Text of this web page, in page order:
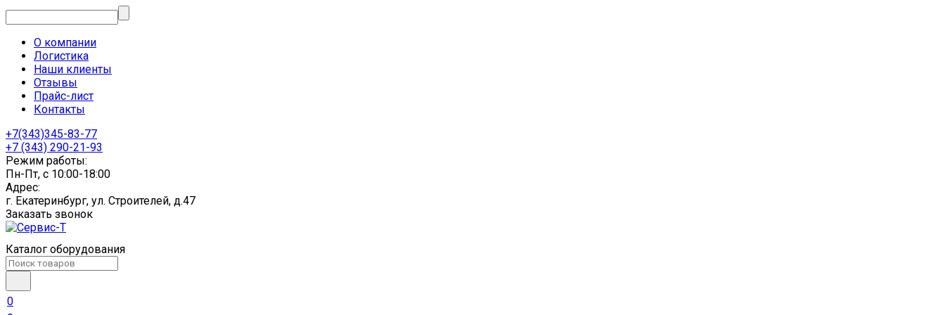
О компании
Логистика
Наши клиенты
Отзывы
Прайс-лист
Контакты
+7(343)345-83-77
+7 (343) 290-21-93
Режим работы:
Пн-Пт, с 10:00-18:00
Адрес:
г. Екатеринбург, ул. Строителей, д.47
Заказать звонок
Каталог оборудования
0